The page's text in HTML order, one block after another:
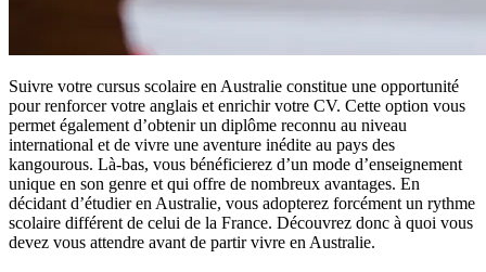
Suivre votre cursus scolaire en Australie constitue une opportunité
pour renforcer votre anglais et enrichir votre CV. Cette option vous
permet également d’obtenir un diplôme reconnu au niveau
international et de vivre une aventure inédite au pays des
kangourous. Là-bas, vous bénéficierez d’un mode d’enseignement
unique en son genre et qui offre de nombreux avantages. En
décidant d’étudier en Australie, vous adopterez forcément un rythme
scolaire différent de celui de la France. Découvrez donc à quoi vous
devez vous attendre avant de partir vivre en Australie.